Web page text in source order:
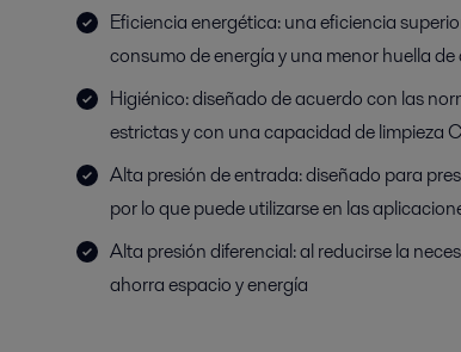
Eficiencia energética: una eficiencia
consumo de energía y una menor huella
Higiénico: diseñado de acuerdo con las
estrictas y con una capacidad de limpieza
Alta presión de entrada: diseñado para
por lo que puede utilizarse en las
Alta presión diferencial: al reducirse la
ahorra espacio y energía